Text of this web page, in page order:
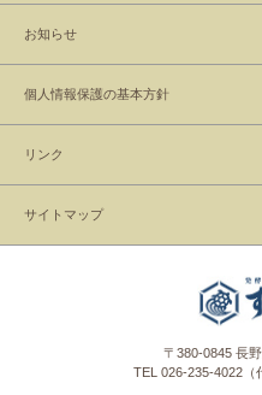
お知らせ
個人情報保護の基本方針
リンク
サイトマップ
〒380-0845 長
TEL 026-235-4022